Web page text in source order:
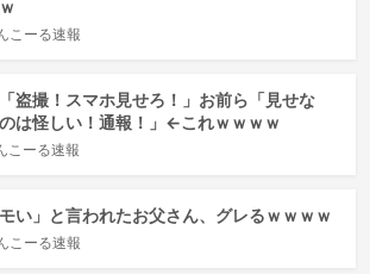
こーる速報
盗撮！スマホ見せろ！」お前ら「見せな
は怪しい！通報！」←これｗｗｗｗ
こーる速報
い」と言われたお父さん、グレるｗｗｗｗ
こーる速報